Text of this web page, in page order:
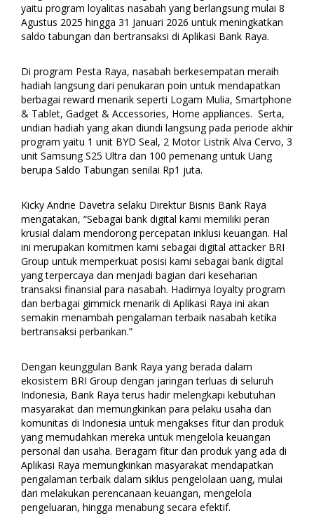
yaitu program loyalitas nasabah yang berlangsung mulai 8
Agustus 2025 hingga 31 Januari 2026 untuk meningkatkan
saldo tabungan dan bertransaksi di Aplikasi Bank Raya.
Di program Pesta Raya, nasabah berkesempatan meraih
hadiah langsung dari penukaran poin untuk mendapatkan
berbagai reward menarik seperti Logam Mulia, Smartphone
& Tablet, Gadget & Accessories, Home appliances. Serta,
undian hadiah yang akan diundi langsung pada periode akhir
program yaitu 1 unit BYD Seal, 2 Motor Listrik Alva Cervo, 3
unit Samsung S25 Ultra dan 100 pemenang untuk Uang
berupa Saldo Tabungan senilai Rp1 juta.
Kicky Andrie Davetra selaku Direktur Bisnis Bank Raya
mengatakan, “Sebagai bank digital kami memiliki peran
krusial dalam mendorong percepatan inklusi keuangan. Hal
ini merupakan komitmen kami sebagai digital attacker BRI
Group untuk memperkuat posisi kami sebagai bank digital
yang terpercaya dan menjadi bagian dari keseharian
transaksi finansial para nasabah. Hadirnya loyalty program
dan berbagai gimmick menarik di Aplikasi Raya ini akan
semakin menambah pengalaman terbaik nasabah ketika
bertransaksi perbankan.”
Dengan keunggulan Bank Raya yang berada dalam
ekosistem BRI Group dengan jaringan terluas di seluruh
Indonesia, Bank Raya terus hadir melengkapi kebutuhan
masyarakat dan memungkinkan para pelaku usaha dan
komunitas di Indonesia untuk mengakses fitur dan produk
yang memudahkan mereka untuk mengelola keuangan
personal dan usaha. Beragam fitur dan produk yang ada di
Aplikasi Raya memungkinkan masyarakat mendapatkan
pengalaman terbaik dalam siklus pengelolaan uang, mulai
dari melakukan perencanaan keuangan, mengelola
pengeluaran, hingga menabung secara efektif.